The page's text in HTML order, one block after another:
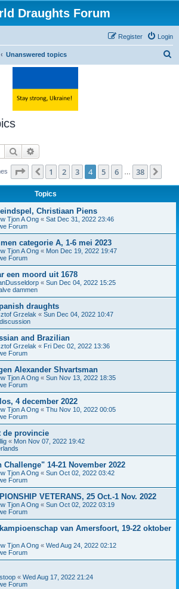
Draughts Forum
Login
Register
Unanswered topics
Search
Page of 38
Previous
1 2 3 4 5 6 … 38
Topics
Christiaan Piens
Tjon A Ong « Sat Dec 31, 2022 23:46
Forum
categorie A, 1-6 mei 2023
Tjon A Ong « Mon Dec 19, 2022 19:47
Forum
een moord uit 1678
« Sun Dec 04, 2022 15:25
dammen
draughts
Grzelak « Sun Dec 04, 2022 10:47
and Brazilian
Grzelak « Fri Dec 02, 2022 13:36
Forum
Alexander Shvartsman
Tjon A Ong « Sun Nov 13, 2022 18:35
Forum
4 december 2022
Tjon A Ong « Thu Nov 10, 2022 00:05
Forum
de provincie
« Mon Nov 07, 2022 19:42
Challenge" 14-21 November 2022
Tjon A Ong « Sun Oct 02, 2022 03:42
Forum
VETERANS, 25 Oct.-1 Nov. 2022
Tjon A Ong « Sun Oct 02, 2022 03:19
Forum
van Amersfoort, 19-22 oktober
Tjon A Ong « Wed Aug 24, 2022 02:12
Forum
« Wed Aug 17, 2022 21:24
Forum